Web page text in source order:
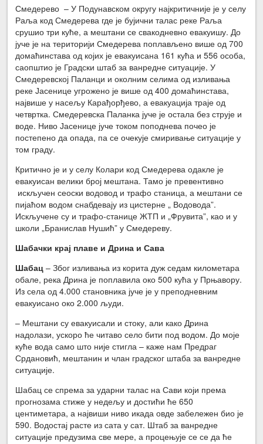
Смедерево – У Подунавском округу најкритичније је у селу
Раља код Смедерева где је бујични талас реке Раља
срушио три куће, а мештани се свакодневно евакуишу. До
јуче је на територији Смедерева поплављено више од 700
домаћинстава од којих је евакуисана 161 кућа и 556 особа,
саопштио је Градски штаб за ванредне ситуације. У
Смедеревској Паланци и околним селима од изливања
реке Јасенице угрожено је више од 400 домаћинстава,
највише у насељу Карађорђево, а евакуација траје од
четвртка. Смедеревска Паланка јуче је остала без струје и
воде. Ниво Јасенице јуче током поподнева почео је
постепено да опада, па се очекује смиривање ситуације у
том граду.
Критично је и у селу Колари код Смедерева одакле је
евакуисан велики број мештана. Тамо је превентивно
искључен сеоски водовод и трафо станица, а мештани се
пијаћом водом снабдевају из цистерне „ Водовода”.
Искључене су и трафо-станице ЖТП и „Фрувита”, као и у
школи „Бранислав Нушић” у Смедереву.
Шабачки крај плаве и Дрина и Сава
Шабац – Због изливања из корита дуж седам километара
обале, река Дрина је поплавила око 500 кућа у Прњавору.
Из села од 4.000 становника јуче је у преподневним
евакуисано око 2.000 људи.
– Мештани су евакуисали и стоку, али како Дрина
надолази, ускоро ће читаво село бити под водом. До моје
куће вода само што није стигла – каже нам Предраг
Срдановић, мештанин и члан градског штаба за ванредне
ситуације.
Шабац се спрема за ударни талас на Сави који према
прогнозама стиже у недељу и достићи ће 650
центиметара, а највиши ниво икада овде забележен био је
590. Водостај расте из сата у сат. Штаб за ванредне
ситуације предузима све мере, а процењује се се да ће